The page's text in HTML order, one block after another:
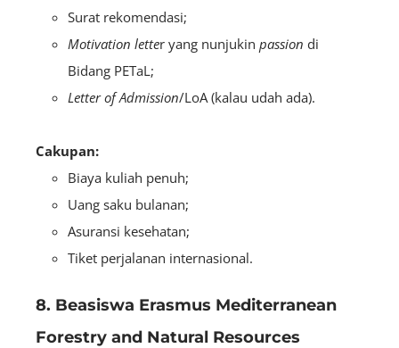
Surat rekomendasi;
Motivation letter yang nunjukin passion di
Bidang PETaL;
Letter of Admission/LoA (kalau udah ada).
Cakupan:
Biaya kuliah penuh;
Uang saku bulanan;
Asuransi kesehatan;
Tiket perjalanan internasional.
8. Beasiswa Erasmus Mediterranean
Forestry and Natural Resources